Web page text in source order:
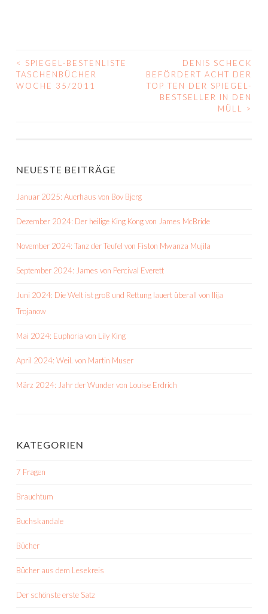
BEITRAGS-
NAVIGATION
<
SPIEGEL-BESTENLISTE
TASCHENBÜCHER
WOCHE 35/2011
DENIS SCHECK
BEFÖRDERT ACHT DER
TOP TEN DER SPIEGEL-
BESTSELLER IN DEN
MÜLL
>
NEUESTE BEITRÄGE
Januar 2025: Auerhaus von Bov Bjerg
Dezember 2024: Der heilige King Kong von James McBride
November 2024: Tanz der Teufel von Fiston Mwanza Mujila
September 2024: James von Percival Everett
Juni 2024: Die Welt ist groß und Rettung lauert überall von Ilija
Trojanow
Mai 2024: Euphoria von Lily King
April 2024: Weil. von Martin Muser
März 2024: Jahr der Wunder von Louise Erdrich
KATEGORIEN
7 Fragen
Brauchtum
Buchskandale
Bücher
Bücher aus dem Lesekreis
Der schönste erste Satz